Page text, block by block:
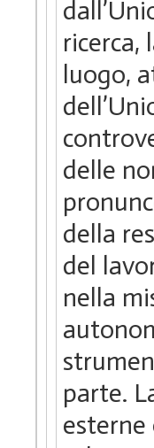
ricerca,
luogo,
delle
della
del
nella
parte.